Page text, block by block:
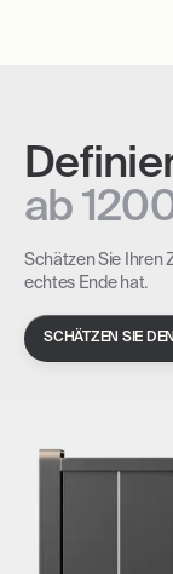
ab
Schätzen Sie Ihren
echtes Ende hat.
SCHÄTZEN SIE